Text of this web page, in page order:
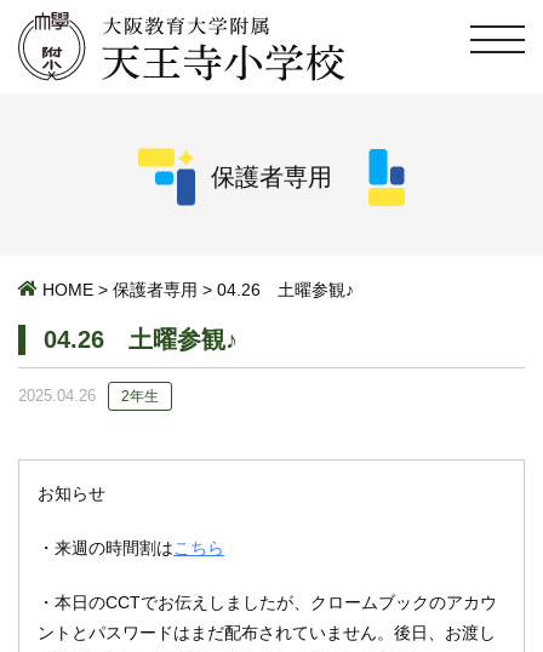
保護者専用
HOME > 保護者専用 > 04.26 土曜参観♪
04.26 土曜参観♪
2025.04.26 2年生
お知らせ
・来週の時間割はこちら
・本日のCCTでお伝えしましたが、クロームブックのアカウ
ントとパスワードはまだ配布されていません。後日、お渡し